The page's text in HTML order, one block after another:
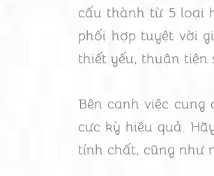
cấu thành từ 5 loại
phối hợp tuyệt vời
thiết yếu, thuận tiện
Bên cạnh việc
cực kỳ hiệu quả.
tính chất, cũng như